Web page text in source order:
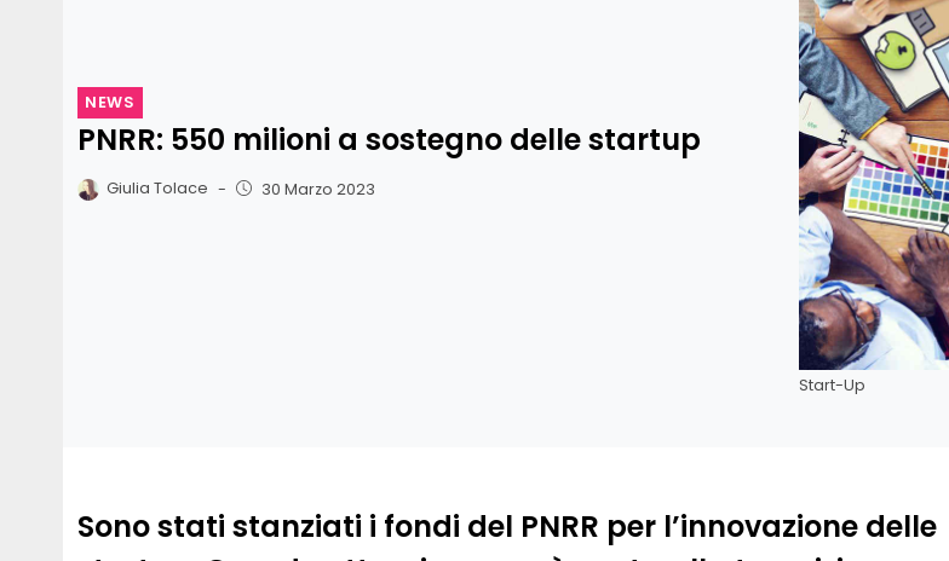
NEWS
PNRR: 550 milioni a sostegno delle startup
Giulia Tolace - 30 Marzo 2023
Start-Up
Sono stati stanziati i fondi del PNRR per l’innovazione delle